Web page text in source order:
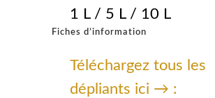
1 L / 5 L / 10 L
Fiches d’information
Téléchargez tous les
dépliants ici → :